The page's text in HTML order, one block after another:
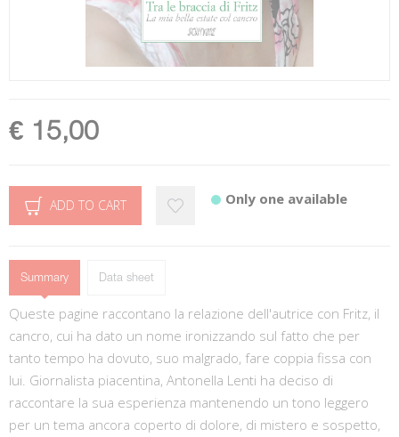
€ 15,00
ADD TO CART Only one available
Summary Data sheet
Queste pagine raccontano la relazione dell'autrice con Fritz, il
cancro, cui ha dato un nome ironizzando sul fatto che per
tanto tempo ha dovuto, suo malgrado, fare coppia fissa con
lui. Giornalista piacentina, Antonella Lenti ha deciso di
raccontare la sua esperienza mantenendo un tono leggero
per un tema ancora coperto di dolore, di mistero e sospetto,